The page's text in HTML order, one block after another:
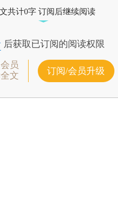
共计0字 订阅后继续阅读
后获取已订阅的阅读权限
员
文
订阅/会员升级